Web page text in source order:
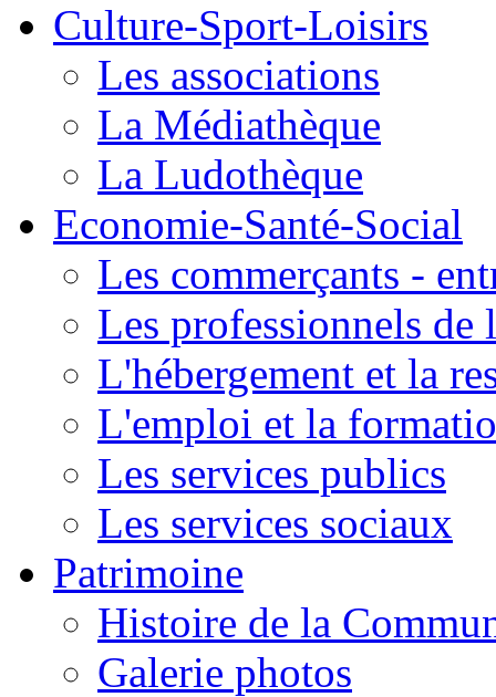
Culture-Sport-Loisirs
Les associations
La Médiathèque
La Ludothèque
Economie-Santé-Social
Les commerçants -
Les professionnels de
L'hébergement et la
L'emploi et la
Les services publics
Les services sociaux
Patrimoine
Histoire de la
Galerie photos